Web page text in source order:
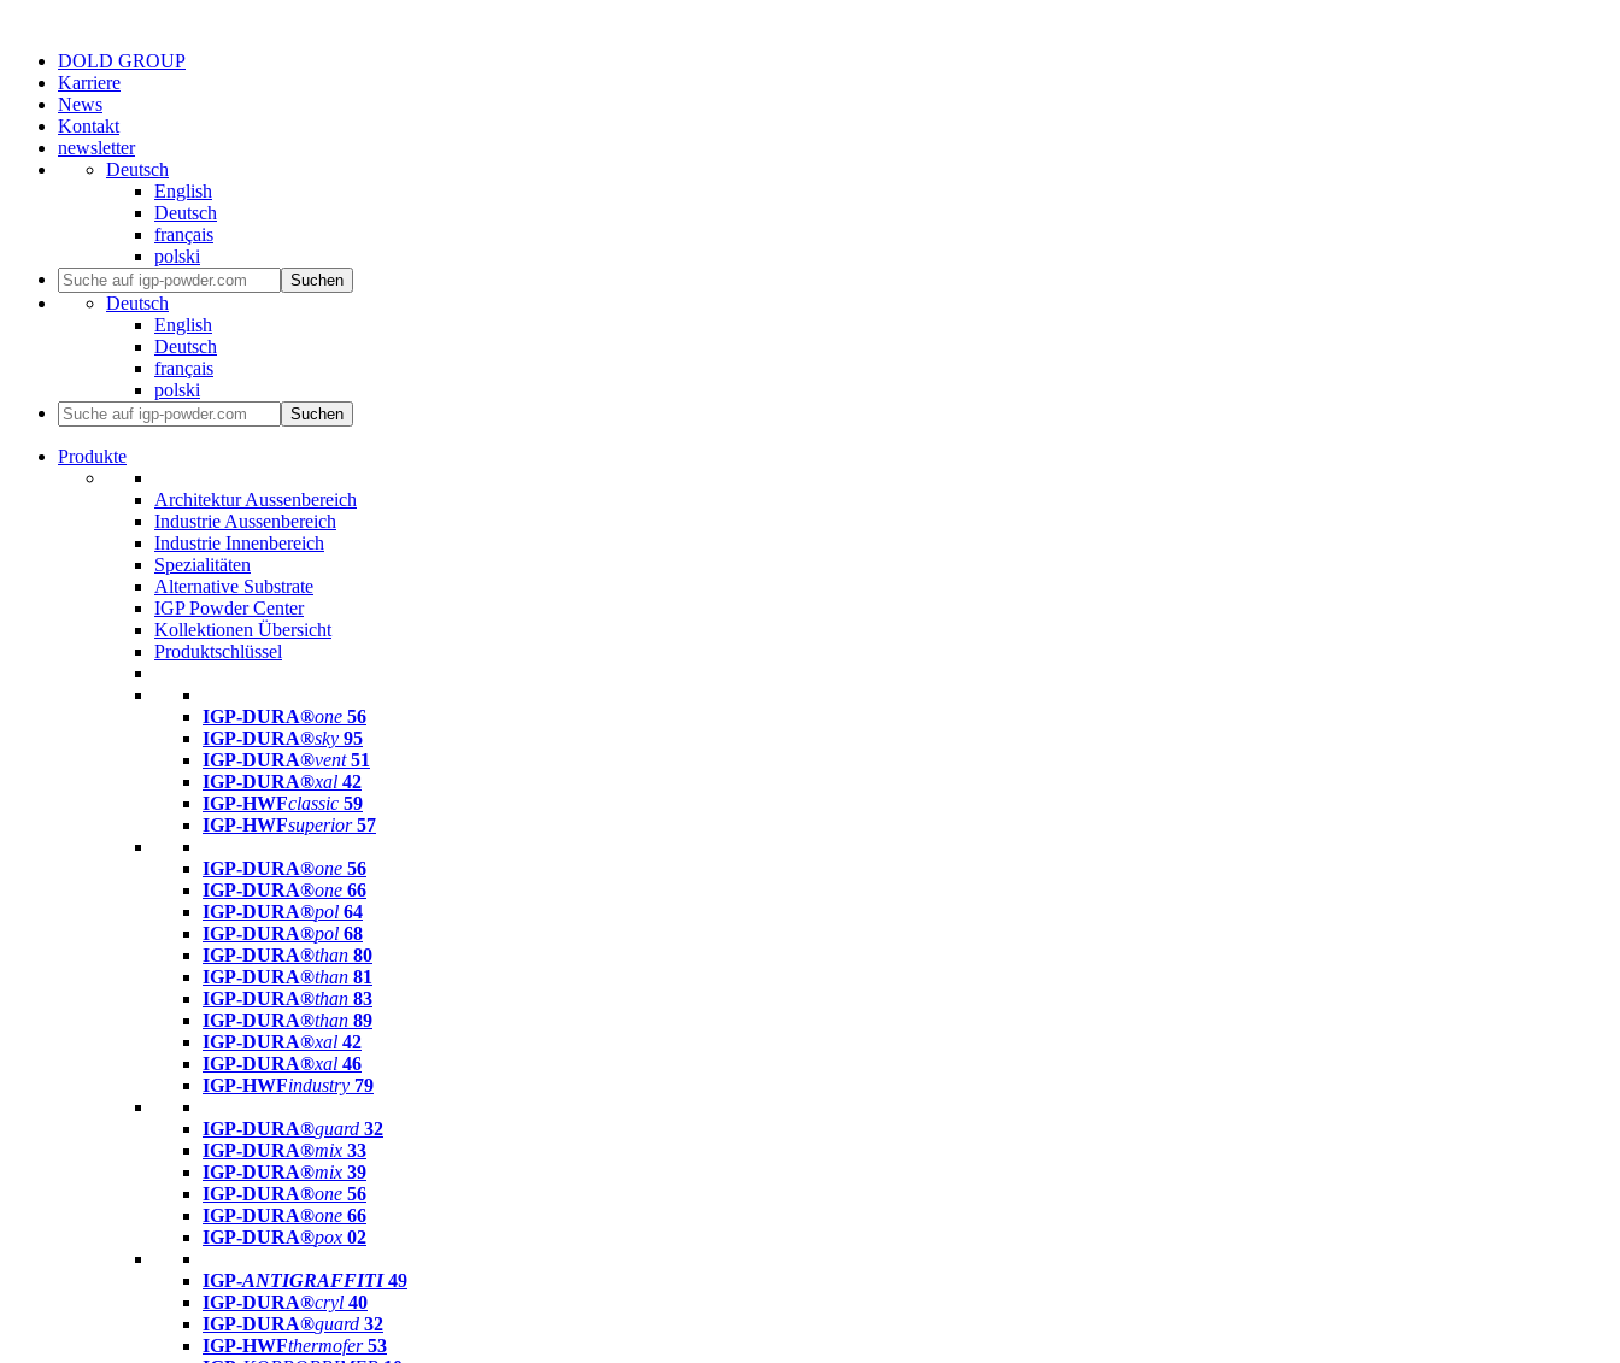
DOLD GROUP
Karriere
News
Kontakt
newsletter
Deutsch
English
Deutsch
français
polski
Suchen
Deutsch
English
Deutsch
français
polski
Suchen
Produkte
Architektur Aussenbereich
Industrie Aussenbereich
Industrie Innenbereich
Spezialitäten
Alternative Substrate
IGP Powder Center
Kollektionen Übersicht
Produktschlüssel
IGP-DURA®one 56
IGP-DURA®sky 95
IGP-DURA®vent 51
IGP-DURA®xal 42
IGP-HWFclassic 59
IGP-HWFsuperior 57
IGP-DURA®one 56
IGP-DURA®one 66
IGP-DURA®pol 64
IGP-DURA®pol 68
IGP-DURA®than 80
IGP-DURA®than 81
IGP-DURA®than 83
IGP-DURA®than 89
IGP-DURA®xal 42
IGP-DURA®xal 46
IGP-HWFindustry 79
IGP-DURA®guard 32
IGP-DURA®mix 33
IGP-DURA®mix 39
IGP-DURA®one 56
IGP-DURA®one 66
IGP-DURA®pox 02
IGP-ANTIGRAFFITI49
IGP-DURA®cryl 40
IGP-DURA®guard 32
IGP-HWFthermofer 53